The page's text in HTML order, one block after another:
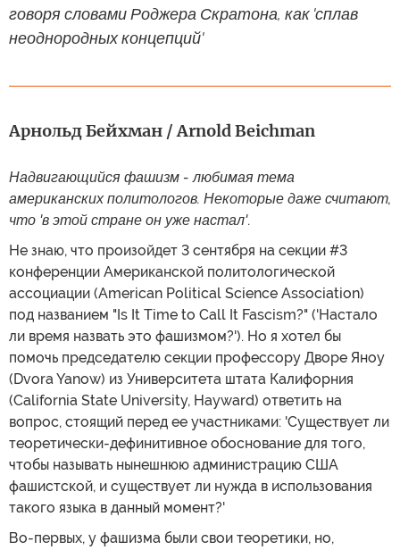
говоря словами Роджера Скратона, как 'сплав
неоднородных концепций'
Арнольд Бейхман / Arnold Beichman
Надвигающийся фашизм - любимая тема
американских политологов. Некоторые даже считают,
что 'в этой стране он уже настал'.
Не знаю, что произойдет 3 сентября на секции #3
конференции Американской политологической
ассоциации (American Political Science Association)
под названием "Is It Time to Call It Fascism?" ('Настало
ли время назвать это фашизмом?'). Но я хотел бы
помочь председателю секции профессору Дворе Яноу
(Dvora Yanow) из Университета штата Калифорния
(California State University, Hayward) ответить на
вопрос, стоящий перед ее участниками: 'Существует ли
теоретически-дефинитивное обоснование для того,
чтобы называть нынешнюю администрацию США
фашистской, и существует ли нужда в использования
такого языка в данный момент?'
Во-первых, у фашизма были свои теоретики, но,